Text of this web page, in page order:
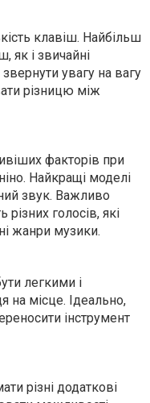
клавіш. Найбільш
як і звичайні
увагу на вагу
різницю між
факторів при
Найкращі моделі
звук. Важливо
голосів, які
жанри музики.
легкими і
на місце. Ідеально,
інструмент
різні додаткові